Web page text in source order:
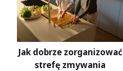
Jak dobrze zorganizować
strefę zmywania